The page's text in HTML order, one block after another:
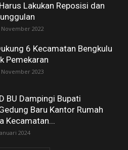
Lakukan Reposisi dan
November 2022
6 Kecamatan Bengkulu
Pemekaran
November 2023
BU Dampingi Bupati
Baru Kantor Rumah
Kecamatan...
2024